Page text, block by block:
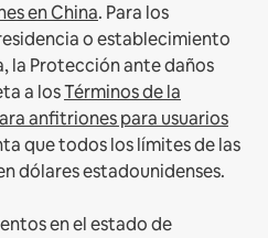
en China. Para los
o establecimiento
la Protección ante daños
a losTérminos de la
anfitriones para usuarios
que todos los límites de las
dólares estadounidenses.
en el estado de